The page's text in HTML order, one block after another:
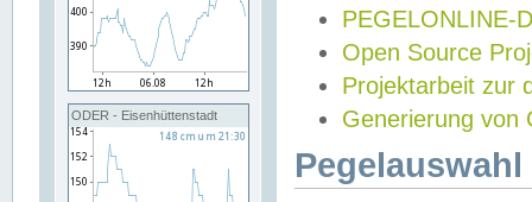
ODER - Eisenhüttenstadt
PEGELONLINE-
Open Source
Projektarbeit zur
Generierung von